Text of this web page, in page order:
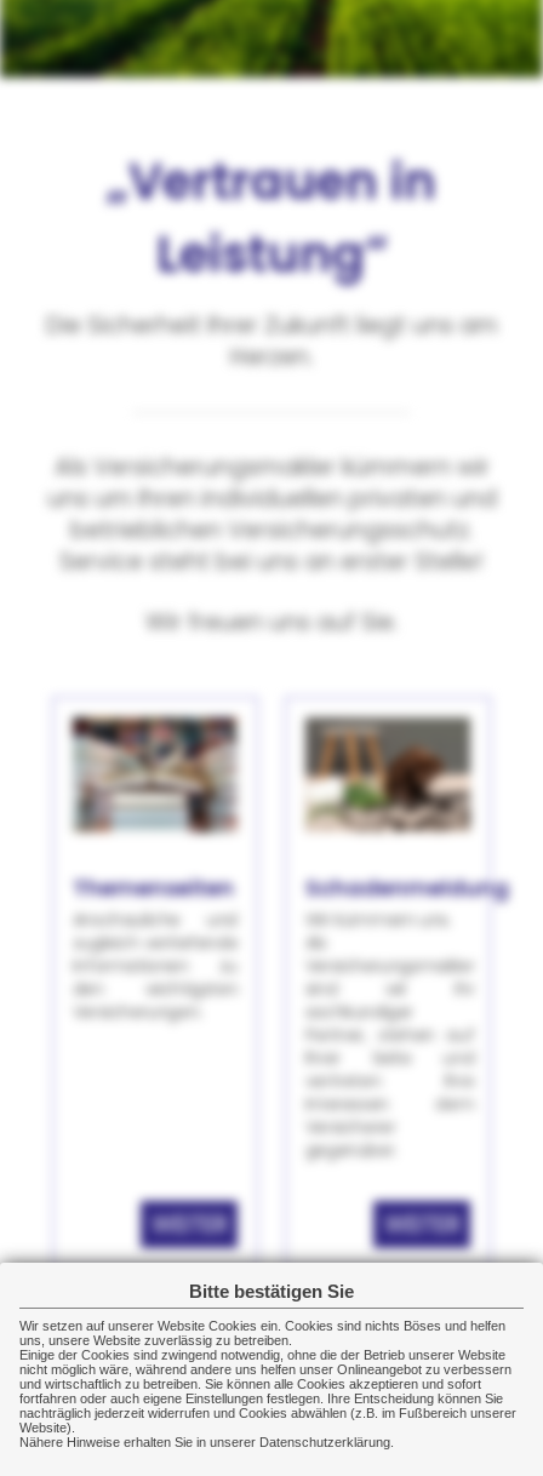
Bitte bestätigen Sie
Wir setzen auf unserer Website Cookies ein. Cookies sind nichts Böses und helfen
uns, unsere Website zuverlässig zu betreiben.
Einige der Cookies sind zwingend notwendig, ohne die der Betrieb unserer Website
nicht möglich wäre, während andere uns helfen unser Onlineangebot zu verbessern
und wirtschaftlich zu betreiben. Sie können alle Cookies akzeptieren und sofort
fortfahren oder auch eigene Einstellungen festlegen. Ihre Entscheidung können Sie
nachträglich jederzeit widerrufen und Cookies abwählen (z.B. im Fußbereich unserer
Website).
Nähere Hinweise erhalten Sie in unserer Datenschutzerklärung.
„Vertrauen in
Leistung“
Die Sicherheit Ihrer Zukunft liegt uns am
Herzen.
Als Versicherungsmakler kümmern wir
uns um Ihren individuellen privaten und
betrieblichen Versicherungsschutz.
Service steht bei uns an erster Stelle!
Wir freuen uns auf Sie.
Themenseiten
Anschauliche und
zugleich vertiefende
Informationen zu
den wichtigsten
Versicherungen.
WEITER
Schadenmeldung
Wir kümmern uns.
Als
Versicherungsmakler
sind wir Ihr
sachkundiger
Partner, stehen auf
Ihrer Seite und
vertreten Ihre
Interessen dem
Versicherer
gegenüber.
WEITER